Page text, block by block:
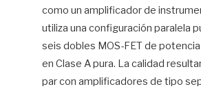
como un amplificador de
utiliza una configuración paralela
seis dobles MOS-FET de
en Clase A pura. La calidad
par con amplificadores de tipo